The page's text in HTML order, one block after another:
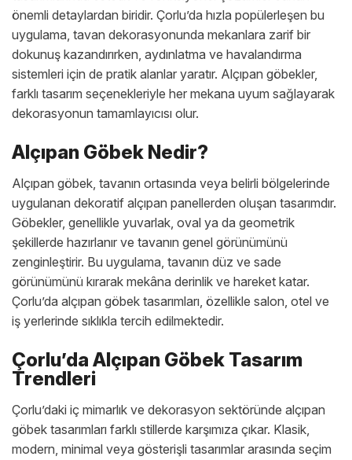
önemli detaylardan biridir. Çorlu’da hızla popülerleşen bu
uygulama, tavan dekorasyonunda mekanlara zarif bir
dokunuş kazandırırken, aydınlatma ve havalandırma
sistemleri için de pratik alanlar yaratır. Alçıpan göbekler,
farklı tasarım seçenekleriyle her mekana uyum sağlayarak
dekorasyonun tamamlayıcısı olur.
Alçıpan Göbek Nedir?
Alçıpan göbek, tavanın ortasında veya belirli bölgelerinde
uygulanan dekoratif alçıpan panellerden oluşan tasarımdır.
Göbekler, genellikle yuvarlak, oval ya da geometrik
şekillerde hazırlanır ve tavanın genel görünümünü
zenginleştirir. Bu uygulama, tavanın düz ve sade
görünümünü kırarak mekâna derinlik ve hareket katar.
Çorlu’da alçıpan göbek tasarımları, özellikle salon, otel ve
iş yerlerinde sıklıkla tercih edilmektedir.
Çorlu’da Alçıpan Göbek Tasarım
Trendleri
Çorlu’daki iç mimarlık ve dekorasyon sektöründe alçıpan
göbek tasarımları farklı stillerde karşımıza çıkar. Klasik,
modern, minimal veya gösterişli tasarımlar arasında seçim